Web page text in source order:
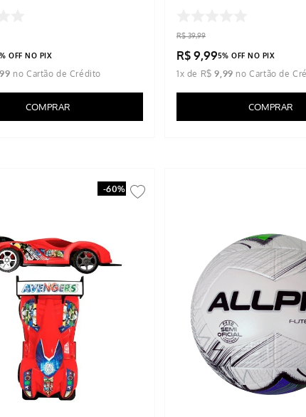
OFF NO PIX
99
COMPRAR
R$ 39,99
R$ 9,995% OFF NO PIX
1x de R$ 9,99
COMPRAR
-60%